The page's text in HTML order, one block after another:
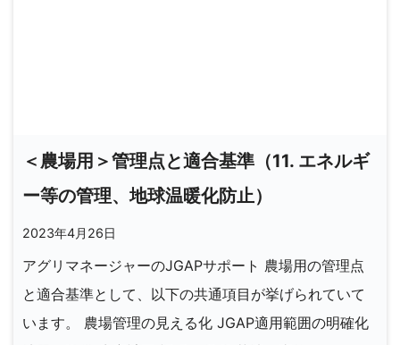
＜農場用＞管理点と適合基準（11. エネルギ
ー等の管理、地球温暖化防止）
2023年4月26日
アグリマネージャーのJGAPサポート 農場用の管理点
と適合基準として、以下の共通項目が挙げられていて
います。 農場管理の見える化 JGAP適用範囲の明確化